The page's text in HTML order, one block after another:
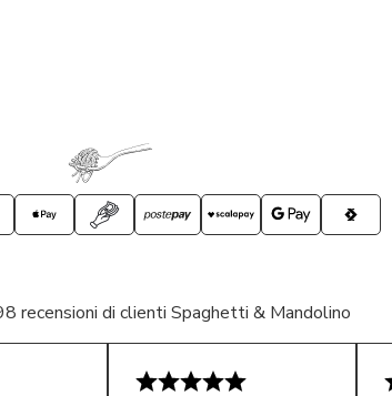
recensioni di clienti Spaghetti & Mandolino